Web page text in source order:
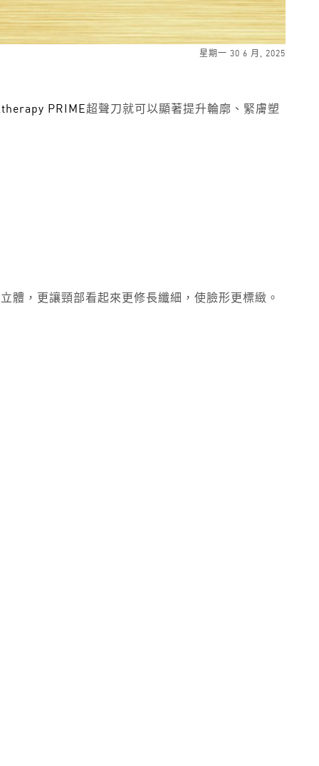
星期一 30 6 月, 2025
PRIME超聲刀就可以顯著提升輪廓、緊膚塑
體，更讓頸部看起來更修長纖細，使臉形更標緻。